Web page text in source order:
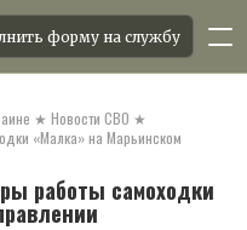
форму на службу
★ Новости СВО ★
«Малка» на Марьинском
работы самоходки